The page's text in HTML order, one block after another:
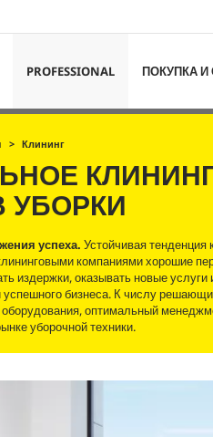
PROFESSIONAL ПОКУПКА И
Клининг
УБОРКИ
успеха. Устойчивая тенденция
компаниями хорошие
издержки, оказывать новые
успешного бизнеса. К числу
оборудования, оптимальный
уборочной техники.